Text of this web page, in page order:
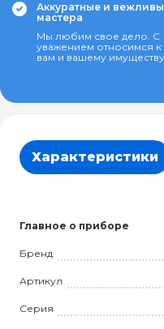
Аккуратные и
мастера
Мы любим свое дело. С
уважением относимся к
вам и вашему имуществу
Характеристики
Главное о приборе
Бренд
Артикул
Серия